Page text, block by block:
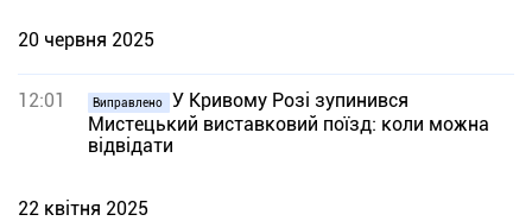
20 червня 2025
12:01 Виправлено
У Кривому Розі зупинився
Мистецький виставковий поїзд: коли можна
відвідати
22 квітня 2025